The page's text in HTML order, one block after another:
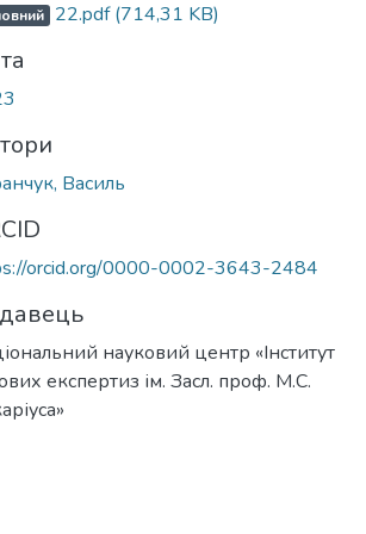
22.pdf(714,31 KB)
Василь
orcid.org/0000-0002-3643-2484
науковий центр «Інститут
експертиз ім. Засл. проф. М.С.